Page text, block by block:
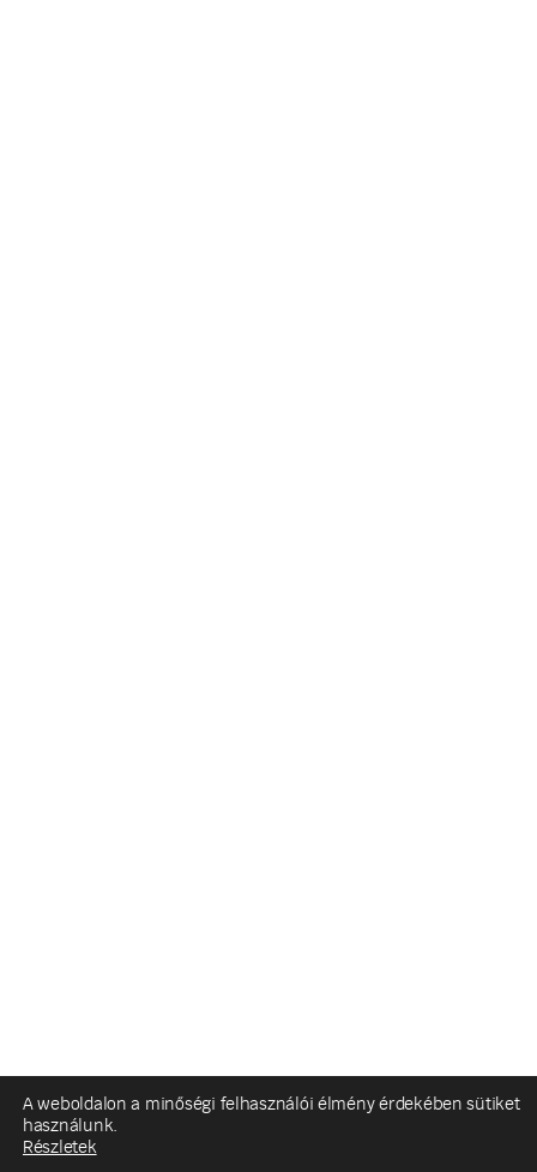
A weboldalon a minőségi felhasználói élmény érdekében sütiket
használunk.
Részletek